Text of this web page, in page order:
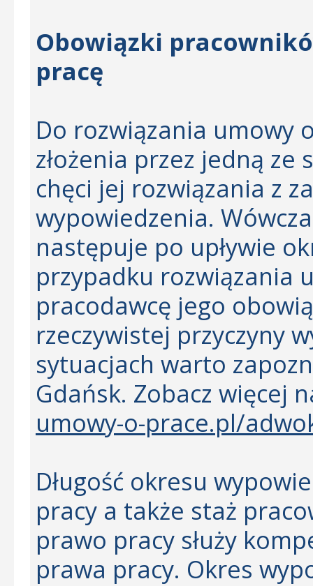
Obowiązki
pracę
Do rozwiązania umowy
złożenia przez jedną
chęci jej rozwiązania z
wypowiedzenia.
następuje po upływie
przypadku rozwiązania
pracodawcę jego
rzeczywistej przyczyny
sytuacjach warto
Gdańsk. Zobacz więcej
umowy-o-prace.pl/
Długość okresu
pracy a także staż
prawo pracy służy
prawa pracy. Okres